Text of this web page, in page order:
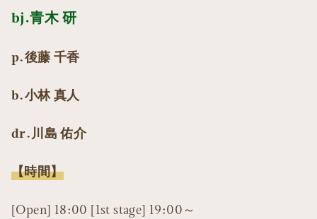
bj.青木 研
p.後藤 千香
b.小林 真人
dr.川島 佑介
【時間】
[Open] 18:00 [1st stage] 19:00～